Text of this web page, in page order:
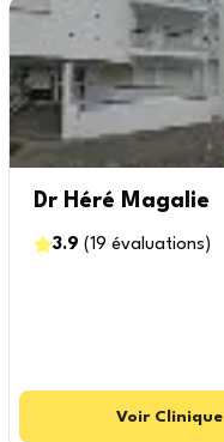
Dr Héré Magalie
3.9 (19 évaluations )
Voir Clinique